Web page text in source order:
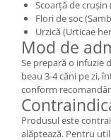
Scoarță de
Flori de soc
Urzică (Urticae
Mod de
Se prepară o infuzie
beau 3-4 căni pe zi,
conform
Produsul este
alăptează. Pentru